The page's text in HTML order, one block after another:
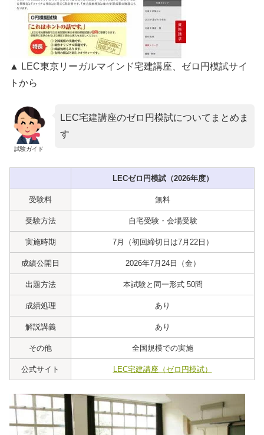
▲ LEC東京リーガルマインド宅建講座、ゼロ円模試サイ
トから
試験ガイド
LEC宅建講座のゼロ円模試についてまとめま
す
LECゼロ円模試（2026年度）
受験料 無料
受験方法 自宅受験・会場受験
実施時期 7月（初回締切日は7月22日）
成績公開日 2026年7月24日（金）
出題方法 本試験と同一形式 50問
成績処理 あり
解説講義 あり
その他 全国規模での実施
公式サイト LEC宅建講座（ゼロ円模試）